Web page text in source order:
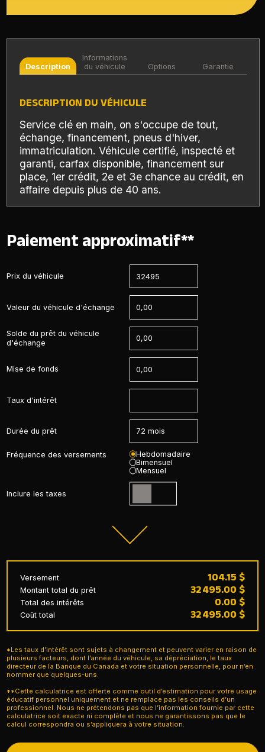
Description
Informations
du véhicule
Options Garantie
DESCRIPTION DU VÉHICULE
Service clé en main, on s'occupe de tout,
échange, financement, pneus d'hiver,
immatriculation. Véhicule certifié, inspecté et
garanti, carfax disponible, financement sur
place, 1er crédit, 2e et 3e chance au crédit, en
affaire depuis plus de 40 ans.
Paiement approximatif**
Prix du véhicule
Valeur du véhicule d'échange
Solde du prêt du véhicule
d'échange
Mise de fonds
Taux d'intérêt
Durée du prêt
Fréquence des versements
Hebdomadaire
Bimensuel
Mensuel
Inclure les taxes
Versement 104.15 $
Montant total du prêt 32 495.00 $
Total des intérêts 0.00 $
Coût total 32 495.00 $